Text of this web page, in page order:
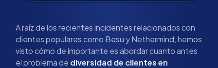
A raíz de los recientes incidentes relacionados con
clientes populares como Besu y Nethermind, hemos
visto cómo de importante es abordar cuanto antes
el problema de diversidad de clientes en